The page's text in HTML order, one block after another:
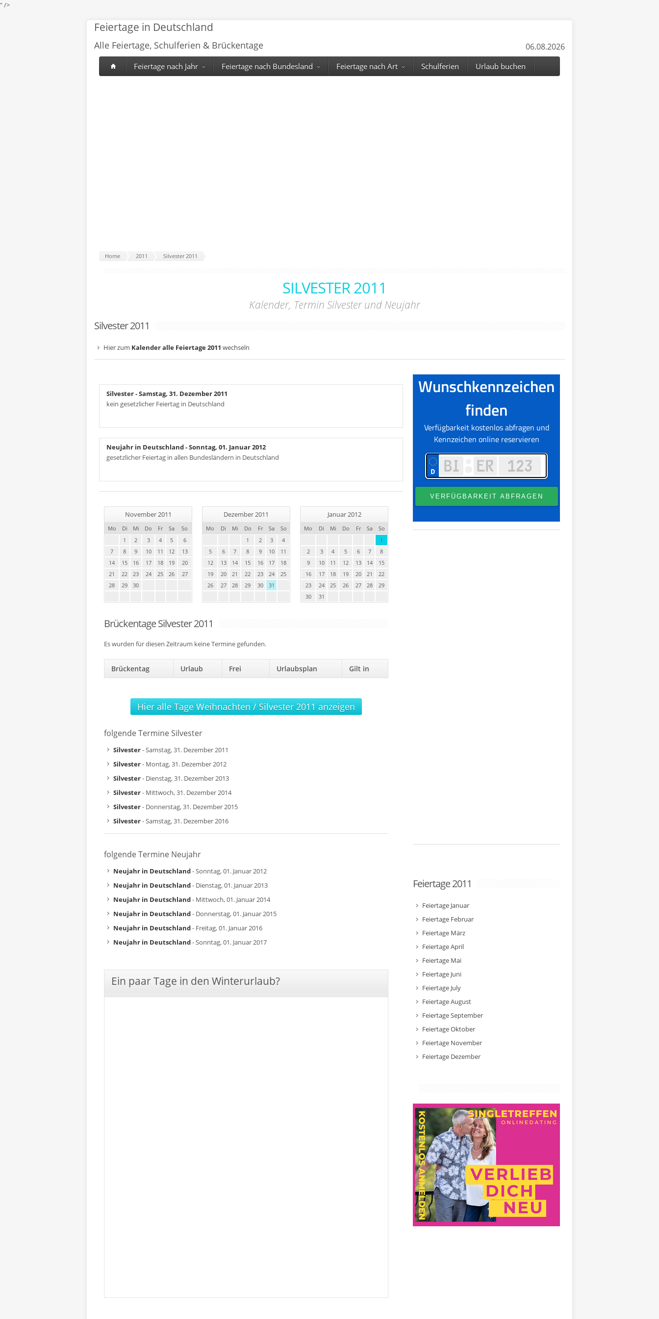
" />
Feiertage in Deutschland
Alle Feiertage, Schulferien & Brückentage 06.08.2026
Feiertage nach Jahr Feiertage nach Bundesland Feiertage nach Art Schulferien Urlaub buchen
Home 2011 Silvester 2011
SILVESTER 2011
Kalender, Termin Silvester und Neujahr
Silvester 2011
Hier zum Kalender alle Feiertage 2011 wechseln
Silvester- Samstag, 31. Dezember 2011
kein gesetzlicher Feiertag in Deutschland
Neujahr in Deutschland- Sonntag, 01. Januar 2012
gesetzlicher Feiertag in allen Bundesländern in Deutschland
November 2011
Mo Di Mi Do Fr Sa
So
1
2 3 4 5
6
7
8 9 10 11 12
13
14
15 16 17 18 19
20
21
22 23 24 25 26
27
28
29 30
Dezember 2011
Mo Di Mi Do Fr Sa
So
1
2 3
4
5
6 7 8 9 10
11
12
13 14 15 16 17
18
19
20 21 22 23 24
25
26
27 28 29 30 31
Januar 2012
Mo Di Mi Do Fr Sa
So
1
2
3 4 5 6 7
8
9
10 11 12 13 14
15
16
17 18 19 20 21
22
23
24 25 26 27 28
29
30
31
Brückentage Silvester 2011
Es wurden für diesen Zeitraum keine Termine gefunden.
Brückentag Urlaub Frei Urlaubsplan Gilt in
Hier alle Tage Weihnachten / Silvester 2011 anzeigen
folgende Termine Silvester
Silvester- Samstag, 31. Dezember 2011
Silvester- Montag, 31. Dezember 2012
Silvester- Dienstag, 31. Dezember 2013
Silvester- Mittwoch, 31. Dezember 2014
Silvester- Donnerstag, 31. Dezember 2015
Silvester- Samstag, 31. Dezember 2016
folgende Termine Neujahr
Neujahr in Deutschland- Sonntag, 01. Januar 2012
Neujahr in Deutschland- Dienstag, 01. Januar 2013
Neujahr in Deutschland- Mittwoch, 01. Januar 2014
Neujahr in Deutschland- Donnerstag, 01. Januar 2015
Neujahr in Deutschland- Freitag, 01. Januar 2016
Neujahr in Deutschland- Sonntag, 01. Januar 2017
Ein paar Tage in den Winterurlaub?
Feiertage 2011
Feiertage Januar
Feiertage Februar
Feiertage März
Feiertage April
Feiertage Mai
Feiertage Juni
Feiertage July
Feiertage August
Feiertage September
Feiertage Oktober
Feiertage November
Feiertage Dezember